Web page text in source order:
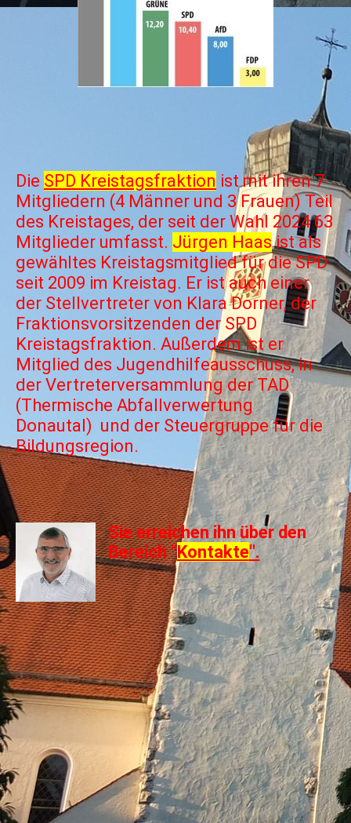
Die SPD Kreistagsfraktion ist mit ihren 7
Mitgliedern (4 Männer und 3 Frauen) Teil
des Kreistages, der seit der Wahl 2024 63
Mitglieder umfasst. Jürgen Haasist als
gewähltes Kreistagsmitglied für die SPD
seit 2009 im Kreistag. Er ist auch einer
der Stellvertreter von Klara Dorner, der
Fraktionsvorsitzenden der SPD
Kreistagsfraktion. Außerdem ist er
Mitglied des Jugendhilfeausschuss, in
der Vertreterversammlung der TAD
(Thermische Abfallverwertung
Donautal) und der Steuergruppe für die
Bildungsregion.
Sie erreichen ihn über den
Bereich "Kontakte".